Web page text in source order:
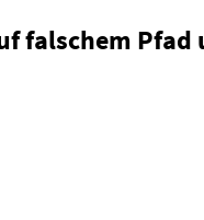
falschem